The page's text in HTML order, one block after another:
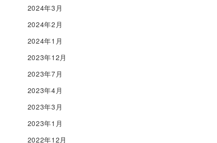
2024年3月
2024年2月
2024年1月
2023年12月
2023年7月
2023年4月
2023年3月
2023年1月
2022年12月